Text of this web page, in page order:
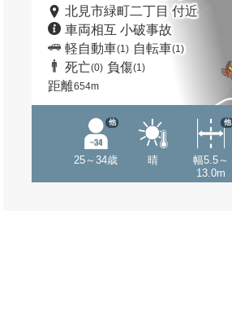
北見市緑町二丁目 付近
車両相互 小破事故
軽自動車(1) 自転車(1)
死亡(0) 負傷(1)
距離654m
25～34歳
他
晴
幅5.5～
13.0m
他